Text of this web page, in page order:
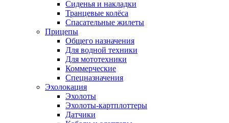
Сиденья и накладки
Транцевые колёса
Спасательные жилеты
Прицепы
Общего назначения
Для водной техники
Для мототехники
Коммерческие
Спецназначения
Эхолокация
Эхолоты
Эхолоты-картплоттеры
Датчики